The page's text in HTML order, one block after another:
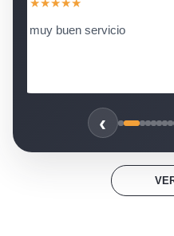
★★
como se desintala
‹